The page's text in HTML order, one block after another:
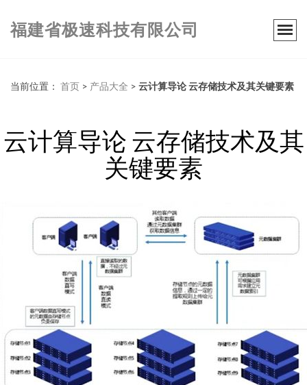
福建省极速科技有限公司
当前位置： 首页 > 产品大全 > 云计算导论 云存储技术及其关键要素
云计算导论 云存储技术及其
关键要素